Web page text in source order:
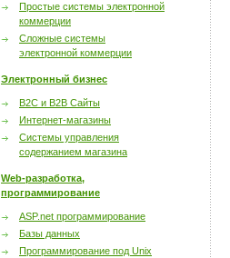
Простые системы электронной
коммерции
Сложные системы
электронной коммерции
Электронный бизнес
B2C и B2B Сайты
Интернет-магазины
Системы управления
содержанием магазина
Web-разработка,
программирование
ASP.net программирование
Базы данных
Программирование под Unix